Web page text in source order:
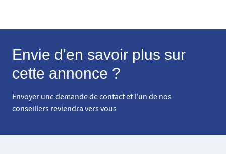
Envie d'en savoir plus sur
cette annonce ?
Envoyer une demande de contact et l'un de nos
conseillers reviendra vers vous